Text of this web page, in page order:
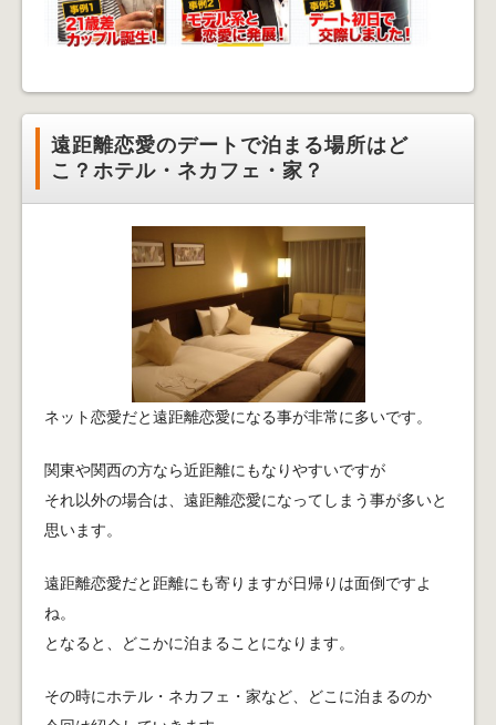
遠距離恋愛のデートで泊まる場所はど
こ？ホテル・ネカフェ・家？
ネット恋愛だと遠距離恋愛になる事が非常に多いです。
関東や関西の方なら近距離にもなりやすいですが
それ以外の場合は、遠距離恋愛になってしまう事が多いと
思います。
遠距離恋愛だと距離にも寄りますが日帰りは面倒ですよ
ね。
となると、どこかに泊まることになります。
その時にホテル・ネカフェ・家など、どこに泊まるのか